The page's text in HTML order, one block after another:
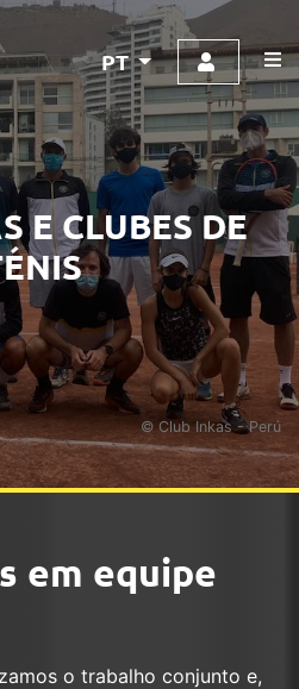
PT
E CLUBES DE
© Club Inkas - Perú
em equipe
o trabalho conjunto e,